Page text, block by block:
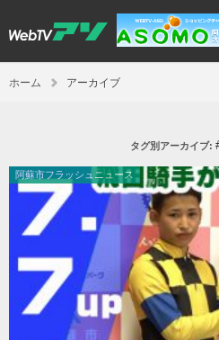
ホーム アーカイブ
タグ別アーカイブ:
阿蘇市フラッシュニュース